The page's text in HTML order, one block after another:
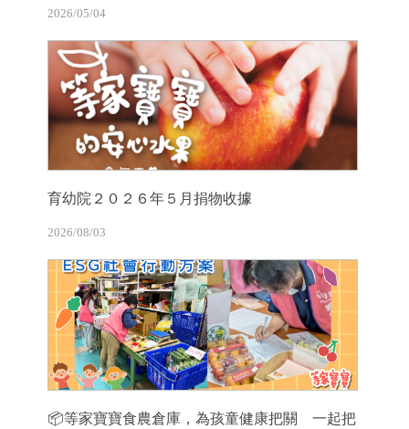
2026/05/04
育幼院２０２６年５月捐物收據
2026/08/03
📦等家寶寶食農倉庫，為孩童健康把關 一起把